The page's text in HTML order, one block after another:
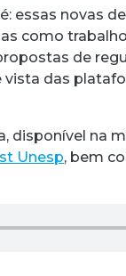
essas novas
como
de
das
disponível na
Unesp, bem